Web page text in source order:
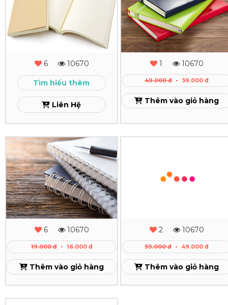
Sổ
Dán
Xem
6 10670
Tìm hiểu thêm
Liên Hệ
Sổ
Tay
Da
Gáy
Xem
1 10670
49.000 đ - 39.000 đ
Thêm vào giỏ hàng
In
Sổ
Tay
Gáy
Xo
Theo
Cầu
6 10670
19.000 đ - 16.000 đ
Thêm vào giỏ hàng
Còng
Cao
Cấp
Xem
2 10670
59.000 đ - 49.000 đ
Thêm vào giỏ hàng